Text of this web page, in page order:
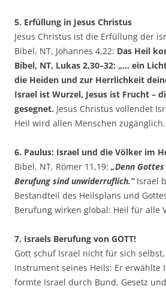
5. Erfüllung in Jesus Christus
Jesus Christus ist die Erfüllung der
Bibel, NT, Johannes 4,22: Das Heil
Bibel, NT, Lukas 2,30–32: „… ein
die Heiden und zur Herrlichkeit
Israel ist Wurzel, Jesus ist Frucht –
gesegnet. Jesus Christus vollendet
Heil wird allen Menschen zugänglich.
6. Paulus: Israel und die Völker im
Bibel, NT, Römer 11,19: „Denn
Berufung sind unwiderruflich.“Israel
Bestandteil des Heilsplans und
Berufung wirken global: Heil für alle
7. Israels Berufung von GOTT!
Gott schuf Israel nicht für sich
Instrument seines Heils: Er erwählte
formte Israel durch Bund, Gesetz